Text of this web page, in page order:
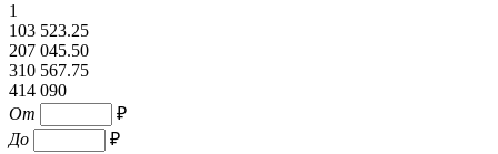
1
103 523.25
207 045.50
310 567.75
414 090
От
₽
До
₽